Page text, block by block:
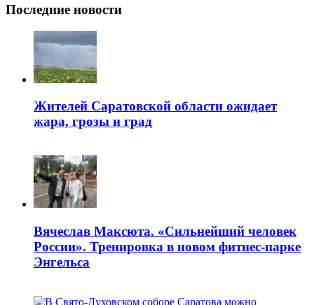
Последние новости
Жителей Саратовской области ожидает
жара, грозы и град
Вячеслав Максюта. «Сильнейший человек
России». Тренировка в новом фитнес-парке
Энгельса